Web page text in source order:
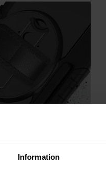
Information